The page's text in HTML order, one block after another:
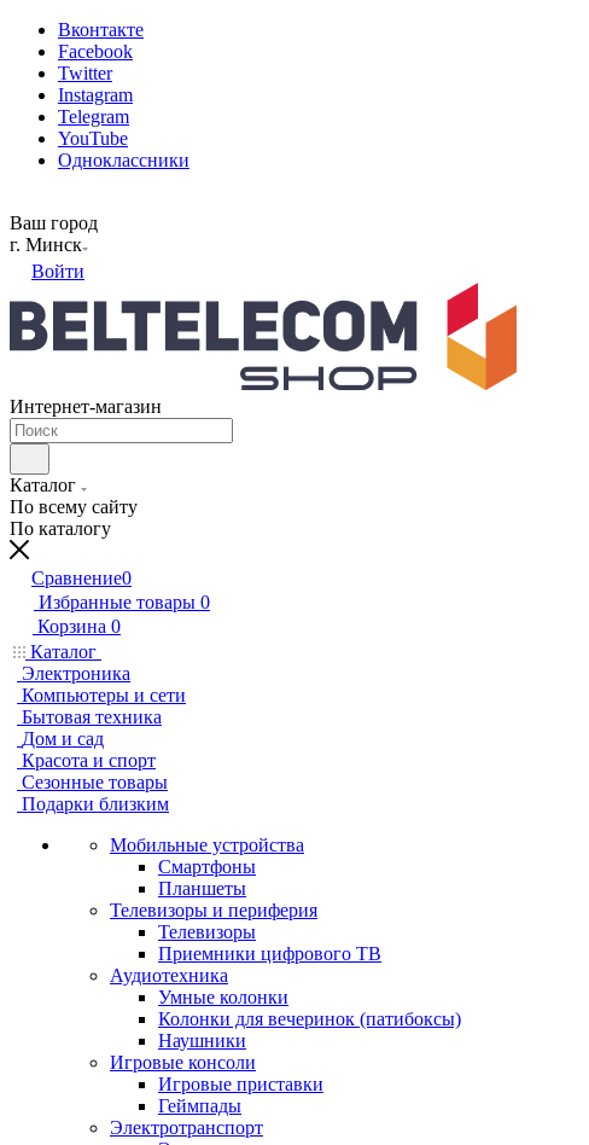
Вконтакте
Facebook
Twitter
Instagram
Telegram
YouTube
Одноклассники
Ваш город
г. Минск
Войти
Интернет-магазин
Каталог
По всему сайту
По каталогу
Сравнение0
Избранные товары 0
Корзина 0
Каталог
Электроника
Компьютеры и сети
Бытовая техника
Дом и сад
Красота и спорт
Сезонные товары
Подарки близким
Мобильные устройства
Смартфоны
Планшеты
Телевизоры и периферия
Телевизоры
Приемники цифрового ТВ
Аудиотехника
Умные колонки
Колонки для вечеринок (патибоксы)
Наушники
Игровые консоли
Игровые приставки
Геймпады
Электротранспорт